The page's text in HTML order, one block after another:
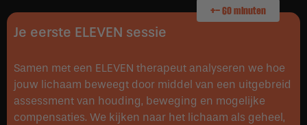
+- 60 minuten
Je eerste ELEVEN sessie
Samen met een ELEVEN therapeut analyseren we hoe
jouw lichaam beweegt door middel van een uitgebreid
assessment van houding, beweging en mogelijke
compensaties. We kijken naar het lichaam als geheel,